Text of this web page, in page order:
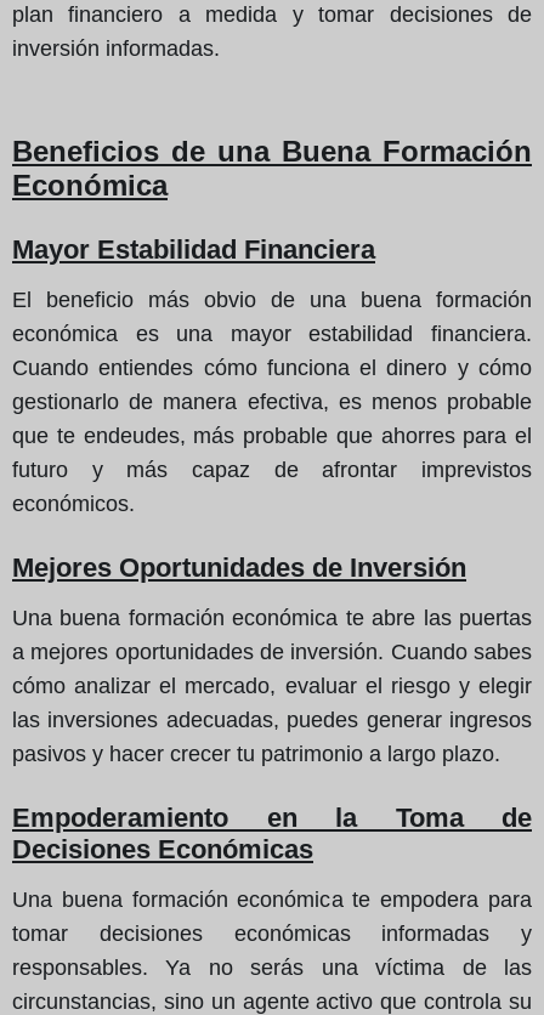
plan financiero a medida y tomar decisiones de
inversión informadas.
Beneficios de una Buena Formación
Económica
Mayor Estabilidad Financiera
El beneficio más obvio de una buena formación
económica es una mayor estabilidad financiera.
Cuando entiendes cómo funciona el dinero y cómo
gestionarlo de manera efectiva, es menos probable
que te endeudes, más probable que ahorres para el
futuro y más capaz de afrontar imprevistos
económicos.
Mejores Oportunidades de Inversión
Una buena formación económica te abre las puertas
a mejores oportunidades de inversión. Cuando sabes
cómo analizar el mercado, evaluar el riesgo y elegir
las inversiones adecuadas, puedes generar ingresos
pasivos y hacer crecer tu patrimonio a largo plazo.
Empoderamiento en la Toma de
Decisiones Económicas
Una buena formación económica te empodera para
tomar decisiones económicas informadas y
responsables. Ya no serás una víctima de las
circunstancias, sino un agente activo que controla su